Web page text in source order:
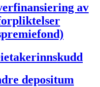
av
depositum